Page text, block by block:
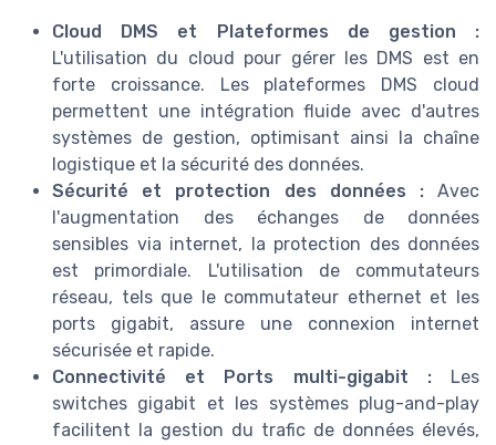
Cloud DMS et Plateformes de gestion :
L'utilisation du cloud pour gérer les DMS est en
forte croissance. Les plateformes DMS cloud
permettent une intégration fluide avec d'autres
systèmes de gestion, optimisant ainsi la chaîne
logistique et la sécurité des données.
Sécurité et protection des données :Avec
l'augmentation des échanges de données
sensibles via internet, la protection des données
est primordiale. L'utilisation de commutateurs
réseau, tels que le commutateur ethernet et les
ports gigabit, assure une connexion internet
sécurisée et rapide.
Connectivité et Ports multi-gigabit :Les
switches gigabit et les systèmes plug-and-play
facilitent la gestion du trafic de données élevés,